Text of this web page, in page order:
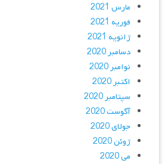
مارس 2021
فوریه 2021
ژانویه 2021
دسامبر 2020
نوامبر 2020
اکتبر 2020
سپتامبر 2020
آگوست 2020
جولای 2020
ژوئن 2020
می 2020